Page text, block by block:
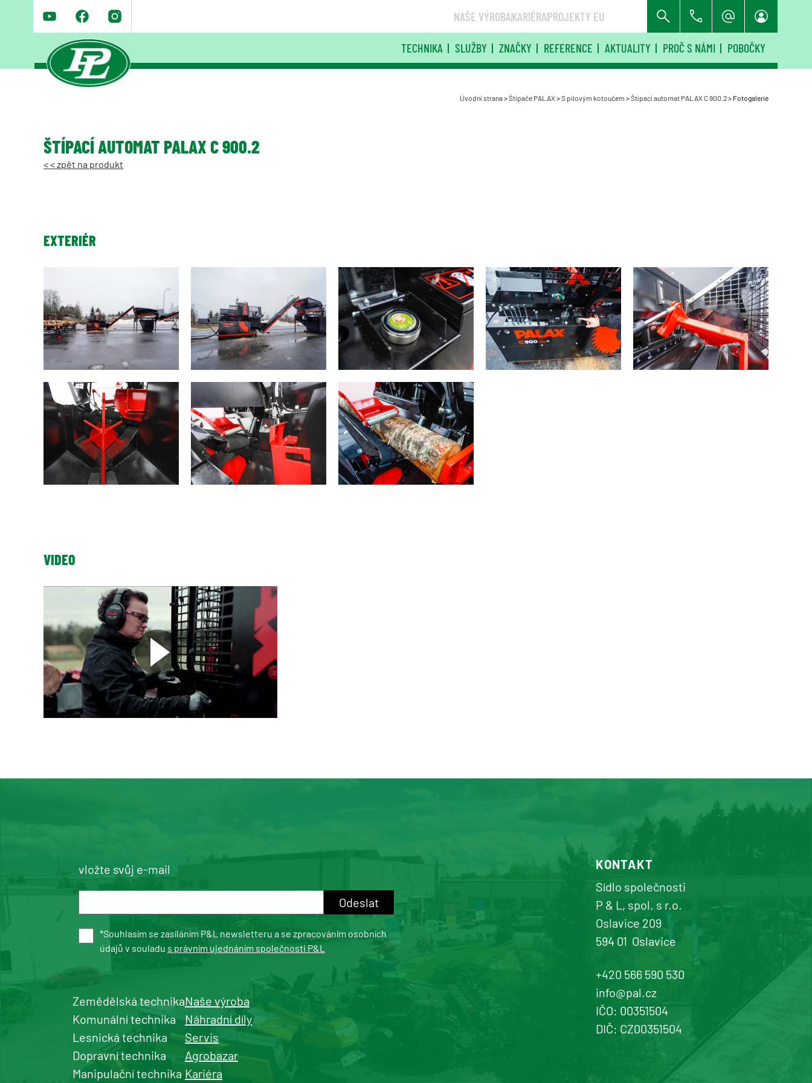
NAŠE VÝROBAKARIÉRAPROJEKTY EU
TECHNIKA SLUŽBY ZNAČKY REFERENCE AKTUALITY PROČ S NÁMI POBOČKY
Úvodní strana>Štípače PALAX>S pilovým kotoučem >Štípací automat PALAX C 900.2> Fotogalerie
ŠTÍPACÍ AUTOMAT PALAX C 900.2
< < zpět na produkt
EXTERIÉR
VIDEO
KONTAKT
Sídlo společnosti
P & L, spol. s r.o.
Oslavice 209
594 01 Oslavice
+420 566 590 530
info@pal.cz
IČO: 00351504
DIČ: CZ00351504
vložte svůj e-mail
*Souhlasím se zasíláním P&L newsletteru a se zpracováním osobních
údajů v souladu s právním ujednáním společnosti P&L
Zemědělská technika
Komunální technika
Lesnická technika
Dopravní technika
Manipulační technika
Naše výroba
Náhradní díly
Servis
Agrobazar
Kariéra